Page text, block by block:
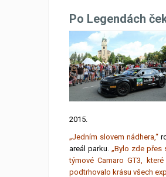
Po Legendách
2015.
„Jedním slovem nádhera,“
areál parku. „Bylo zde přes
týmové Camaro GT3,
podtrhovalo krásu všech